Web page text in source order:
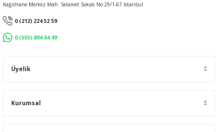
Kağıthane Merkez Mah. Selamet Sokak No:29/1-67 İstanbul
0 (212) 224 52 59
0 (555) 804 64 49
Üyelik
Kurumsal